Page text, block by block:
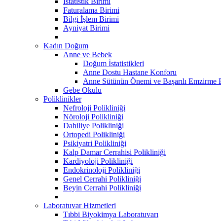
Faturalama Birimi
Bilgi İşlem Birimi
Ayniyat Birimi
Kadın Doğum
Anne ve Bebek
Doğum İstatistikleri
Anne Dostu Hastane Konforu
Anne Sütünün Önemi ve Başarılı Emzirme
Gebe Okulu
Poliklinikler
Nefroloji Polikliniği
Nöroloji Polikliniği
Dahiliye Polikliniği
Ortopedi Polikliniği
Psikiyatri Polikliniği
Kalp Damar Cerrahisi Polikliniği
Kardiyoloji Polikliniği
Endokrinoloji Polikliniği
Genel Cerrahi Polikliniği
Beyin Cerrahi Polikliniği
Laboratuvar Hizmetleri
Tıbbi Biyokimya Laboratuvarı